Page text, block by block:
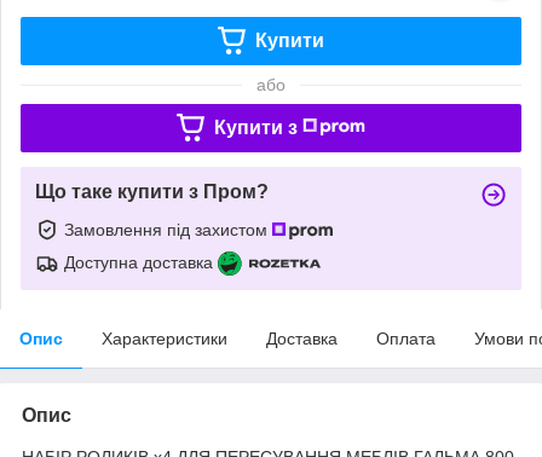
Купити
або
Купити з
Що таке купити з Пром?
Замовлення під захистом
Доступна доставка
Опис Характеристики Доставка Оплата Умови
Опис